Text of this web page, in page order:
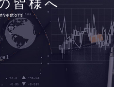
皆様へ
nvestors